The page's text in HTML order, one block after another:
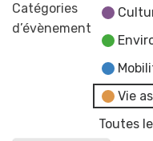
Catégories
d’évènement
Vie
Toutes